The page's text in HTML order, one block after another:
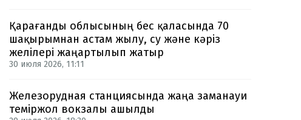
Қарағанды облысының бес қаласында 70
шақырымнан астам жылу, су және кәріз
желілері жаңартылып жатыр
30 июля 2026, 11:11
Железорудная станциясында жаңа заманауи
теміржол вокзалы ашылды